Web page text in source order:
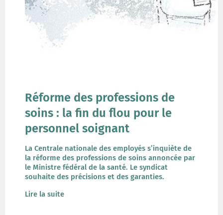
Réforme des professions de
soins : la fin du flou pour le
personnel soignant
La Centrale nationale des employés s’inquiète de
la réforme des professions de soins annoncée par
le Ministre fédéral de la santé. Le syndicat
souhaite des précisions et des garanties.
Lire la suite